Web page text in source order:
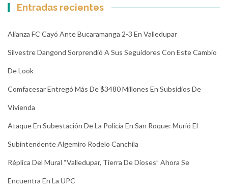
Entradas recientes
Alianza FC Cayó Ante Bucaramanga 2-3 En Valledupar
Silvestre Dangond Sorprendió A Sus Seguidores Con Este Cambio
De Look
Comfacesar Entregó Más De $3480 Millones En Subsidios De
Vivienda
Ataque En Subestación De La Policía En San Roque: Murió El
Subintendente Algemiro Rodelo Canchila
Réplica Del Mural “Valledupar, Tierra De Dioses” Ahora Se
Encuentra En La UPC